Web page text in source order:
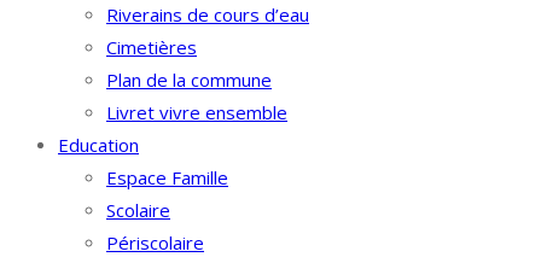
Riverains de cours d’eau
Cimetières
Plan de la commune
Livret vivre ensemble
Education
Espace Famille
Scolaire
Périscolaire